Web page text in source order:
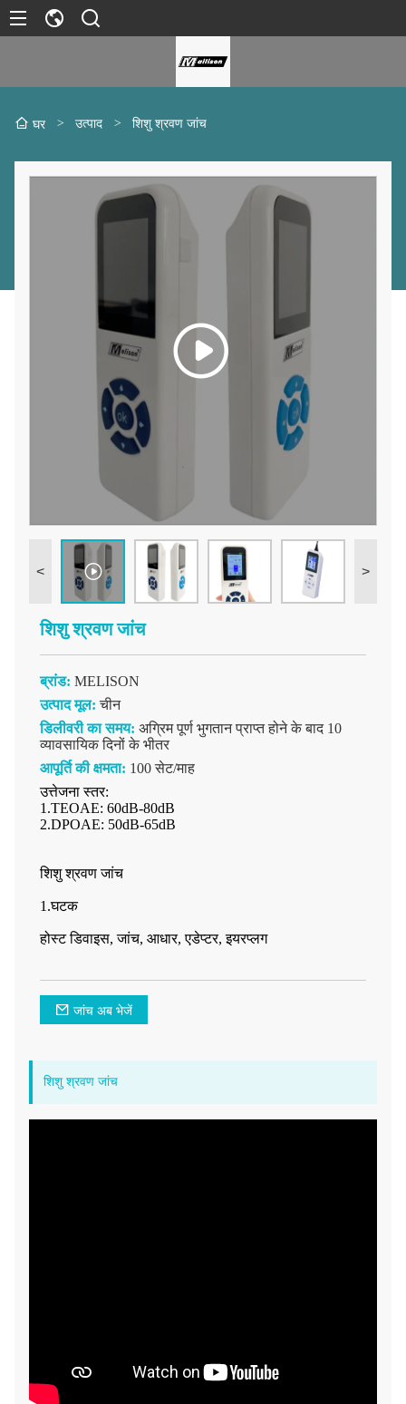
घर > उत्पाद > शिशु श्रवण जांच
< >
शिशु श्रवण जांच
ब्रांड: MELISON
उत्पाद मूल: चीन
डिलीवरी का समय: अग्रिम पूर्ण भुगतान प्राप्त होने के बाद 10
व्यावसायिक दिनों के भीतर
आपूर्ति की क्षमता: 100 सेट/माह
उत्तेजना स्तर:
1.TEOAE: 60dB-80dB
2.DPOAE: 50dB-65dB
शिशु श्रवण जांच
1.घटक
होस्ट डिवाइस, जांच, आधार, एडेप्टर, इयरप्लग
जांच अब भेजें
शिशु श्रवण जांच